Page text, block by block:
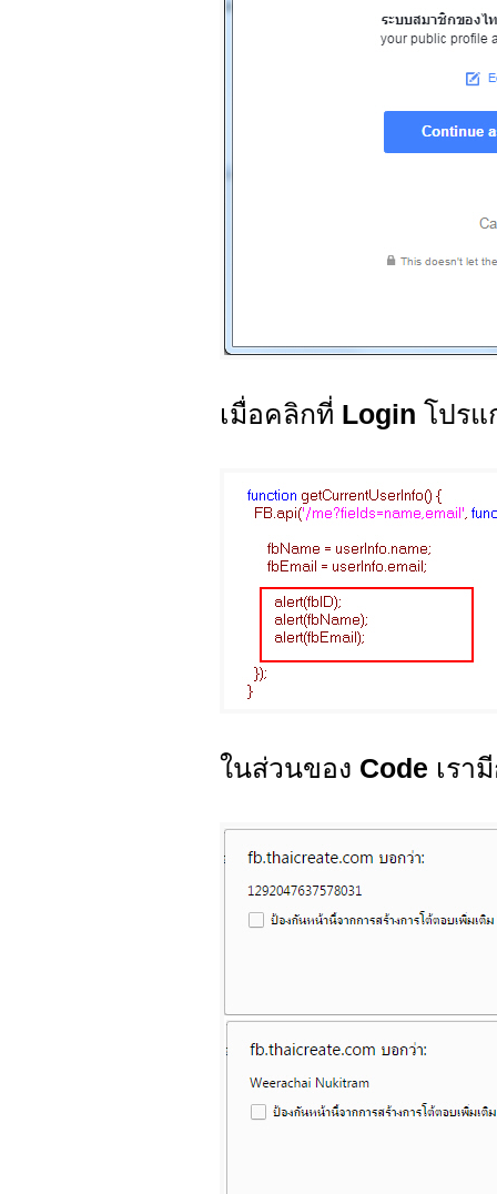
เมื่อคลิกที่ Login โปรแ
ในส่วนของ Code เรา